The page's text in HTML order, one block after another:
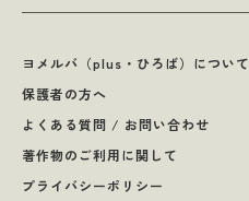
ヨメルバ（plus・ひろば）について
保護者の方へ
よくある質問 / お問い合わせ
著作物のご利用に関して
プライバシーポリシー